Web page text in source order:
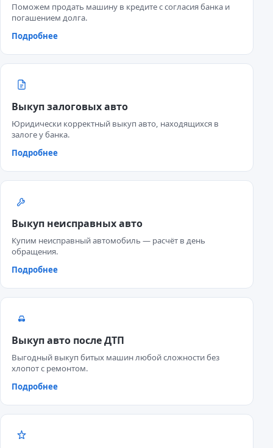
Поможем продать машину в кредите с согласия банка и
погашением долга.
Подробнее
Выкуп залоговых авто
Юридически корректный выкуп авто, находящихся в
залоге у банка.
Подробнее
Выкуп неисправных авто
Купим неисправный автомобиль — расчёт в день
обращения.
Подробнее
Выкуп авто после ДТП
Выгодный выкуп битых машин любой сложности без
хлопот с ремонтом.
Подробнее